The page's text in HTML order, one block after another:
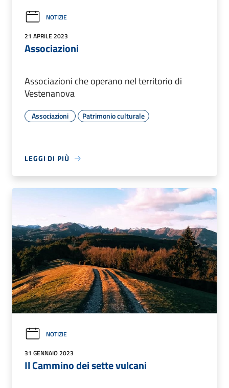
NOTIZIE
21 APRILE 2023
Associazioni
Associazioni che operano nel territorio di
Vestenanova
Associazioni Patrimonio culturale
LEGGI DI PIÙ
NOTIZIE
31 GENNAIO 2023
Il Cammino dei sette vulcani